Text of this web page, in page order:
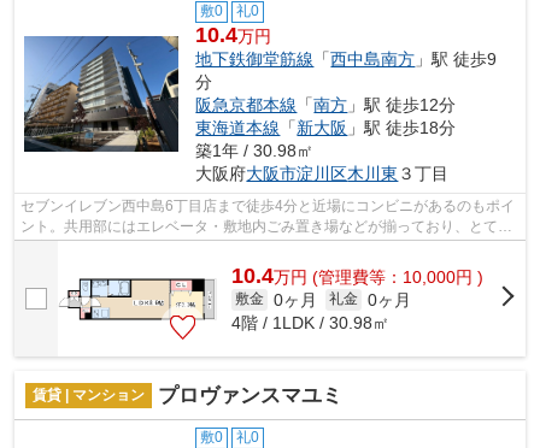
敷0 礼0
10.4万円
地下鉄御堂筋線 「西中島南方 」駅 徒歩9
分
阪急京都本線 「南方 」駅 徒歩12分
東海道本線 「新大阪 」駅 徒歩18分
築1年 / 30.98㎡
大阪府大阪市淀川区木川東 ３丁目
セブンイレブン西中島6丁目店まで徒歩4分と近場にコンビニがあるのもポイ
ント。共用部にはエレベータ・敷地内ごみ置き場などが揃っており、とても
10.4万円 (管理費等：10,000円 )
敷金 0ヶ月 礼金 0ヶ月
4階 / 1LDK / 30.98㎡
賃貸 | マンション プロヴァンスマユミ
敷0 礼0